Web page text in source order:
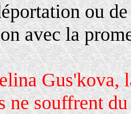
ou
avec la
Gus'kova,
ne souffrent